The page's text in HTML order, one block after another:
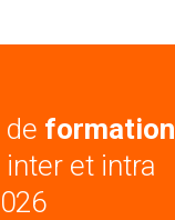
formation
inter et intra